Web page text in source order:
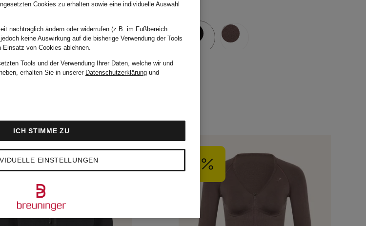
Cookies zu erhalten sowie eine individuelle Auswahl
nachträglich ändern oder widerrufen (z.B. im Fußbereich
keine Auswirkung auf die bisherige Verwendung der Tools
Einsatz von Cookies ablehnen.
Tools und der Verwendung Ihrer Daten, welche wir und
erhalten Sie in unserer Datenschutzerklärung und
EINSTELLUNGEN
ICH STIMME ZU